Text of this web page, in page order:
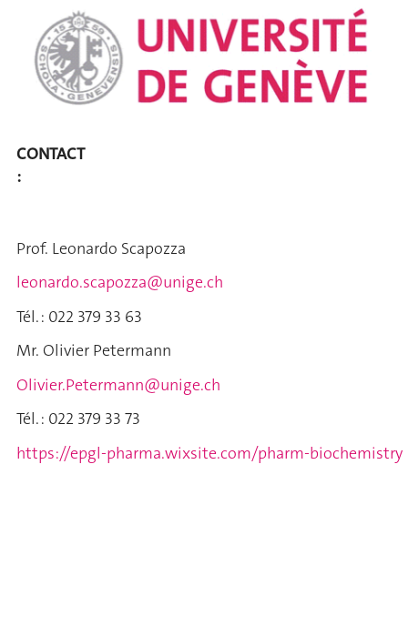
CONTACT
Prof. Leonardo Scapozza
leonardo.scapozza@unige.ch
Tél. : 022 379 33 63
Mr. Olivier Petermann
Olivier.Petermann@unige.ch
Tél. : 022 379 33 73
https://epgl-pharma.wixsite.com/pharm-biochemistry